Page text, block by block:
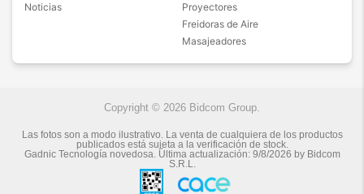
Noticias
Proyectores
Freidoras de Aire
Masajeadores
Copyright © 2026 Bidcom Group.
Las fotos son a modo ilustrativo. La venta de cualquiera de los productos
publicados está sujeta a la verificación de stock.
Gadnic Tecnología novedosa.Última actualización: 9/8/2026 by Bidcom
S.R.L.